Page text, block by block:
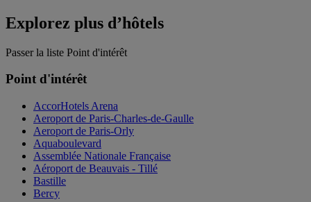
Explorez plus d’hôtels
Passer la liste Point d'intérêt
Point d'intérêt
AccorHotels Arena
Aeroport de Paris-Charles-de-Gaulle
Aeroport de Paris-Orly
Aquaboulevard
Assemblée Nationale Française
Aéroport de Beauvais - Tillé
Bastille
Bercy